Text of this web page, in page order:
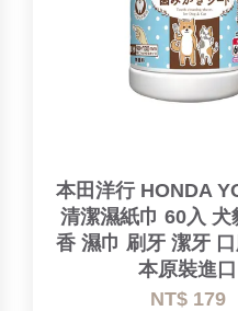
本田洋行 HONDA
清潔濕紙巾 60入 犬
香 濕巾 刷牙 潔牙
本原裝進口
NT$ 179